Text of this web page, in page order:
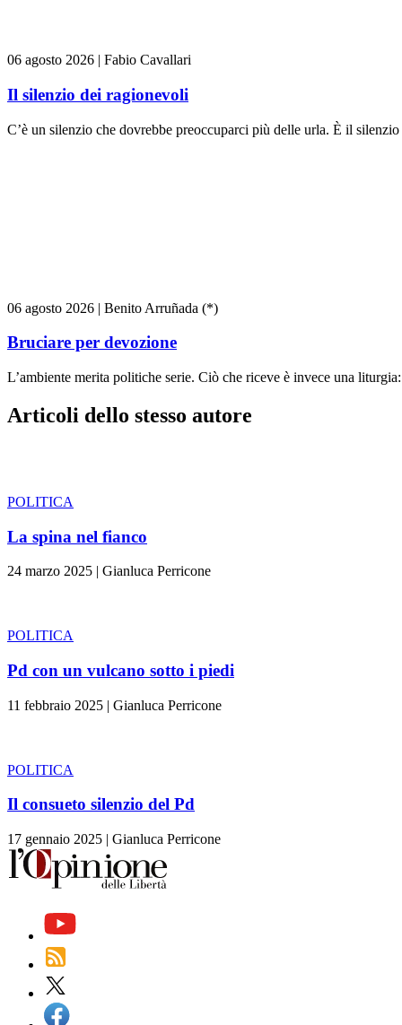
06 agosto 2026 | Fabio Cavallari
Il silenzio dei ragionevoli
C’è un silenzio che dovrebbe preoccuparci più delle urla. È il
06 agosto 2026 | Benito Arruñada (*)
Bruciare per devozione
L’ambiente merita politiche serie. Ciò che riceve è invece una
Articoli dello stesso autore
POLITICA
La spina nel fianco
24 marzo 2025 | Gianluca Perricone
POLITICA
Pd con un vulcano sotto i piedi
11 febbraio 2025 | Gianluca Perricone
POLITICA
Il consueto silenzio del Pd
17 gennaio 2025 | Gianluca Perricone